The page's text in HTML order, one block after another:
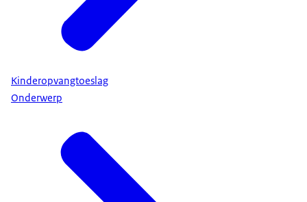
Kinderopvangtoeslag
Onderwerp